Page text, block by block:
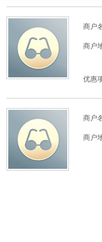
商户
商户
优惠
商户
商户